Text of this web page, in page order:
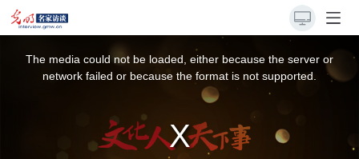
The media could not be loaded, either because the server or
network failed or because the format is not supported.